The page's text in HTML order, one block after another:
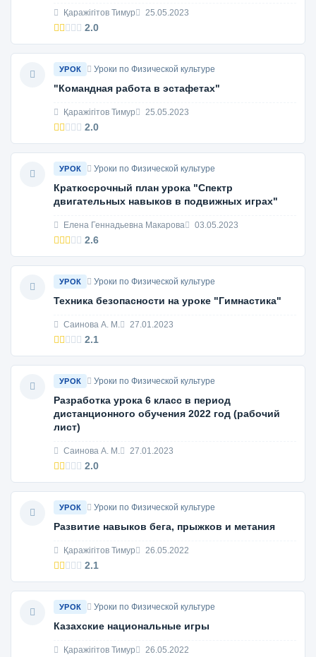
Қаражігітов Тимур 25.05.2023
2.0
УРОК Уроки по Физической культуре
"Командная работа в эстафетах"
Қаражігітов Тимур 25.05.2023
2.0
УРОК Уроки по Физической культуре
Краткосрочный план урока "Спектр
двигательных навыков в подвижных играх"
Елена Геннадьевна Макарова 03.05.2023
2.6
УРОК Уроки по Физической культуре
Техника безопасности на уроке "Гимнастика"
Саинова А. М. 27.01.2023
2.1
УРОК Уроки по Физической культуре
Разработка урока 6 класс в период
дистанционного обучения 2022 год (рабочий
лист)
Саинова А. М. 27.01.2023
2.0
УРОК Уроки по Физической культуре
Развитие навыков бега, прыжков и метания
Қаражігітов Тимур 26.05.2022
2.1
УРОК Уроки по Физической культуре
Казахские национальные игры
Қаражігітов Тимур 26.05.2022